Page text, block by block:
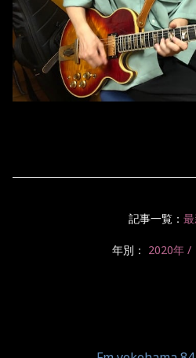
記事一覧：
年別： 2020年